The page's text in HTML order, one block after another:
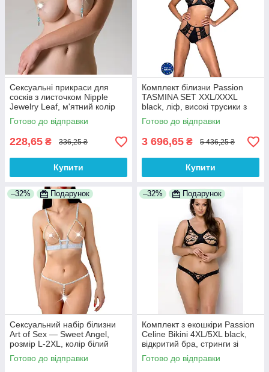
Сексуальні прикраси для
сосків з листочком Nipple
Jewelry Leaf, м'ятний колір
100% Анонімності
Готово до відправки
228,65 ₴ 336,25 ₴
Купити
Комплект білизни Passion
TASMINA SET XXL/XXXL
black, ліф, високі трусики з
корсетом ззаду
Готово до відправки
3 696,65 ₴ 5 436,25 ₴
Купити
–32% Подарунок
Сексуальний набір білизни
Art of Sex — Sweet Angel,
розмір L-2XL, колір білий
Готово до відправки
–32% Подарунок
Комплект з екошкіри Passion
Celine Bikini 4XL/5XL black,
відкритий бра, стринги зі
шнурівкою
Готово до відправки